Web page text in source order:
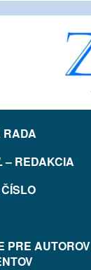
RADA
– REDAKCIA
PRE AUTOROV